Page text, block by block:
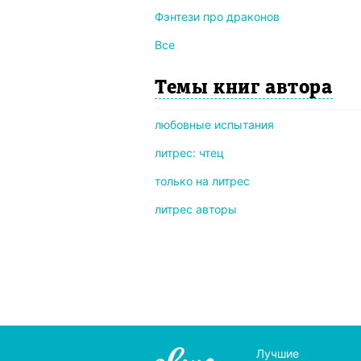
Фэнтези про драконов
Все
Темы книг автора
любовные испытания
литрес: чтец
только на литрес
литрес авторы
Лучшие